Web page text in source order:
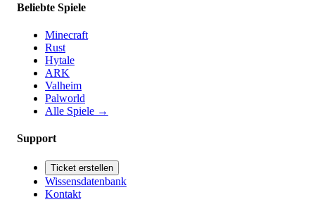
Beliebte Spiele
Minecraft
Rust
Hytale
ARK
Valheim
Palworld
Alle Spiele →
Support
Ticket erstellen
Wissensdatenbank
Kontakt